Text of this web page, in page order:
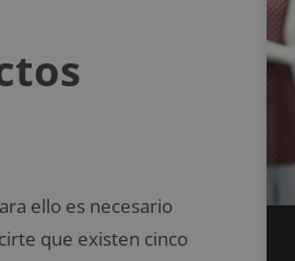
ello es necesario
que existen cinco